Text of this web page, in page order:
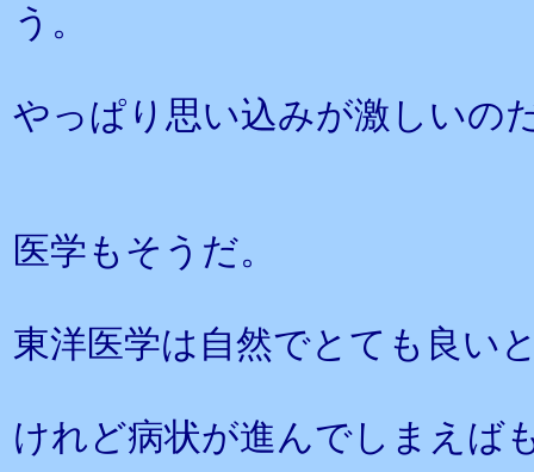
う。
やっぱり思い込みが激しいの
医学もそうだ。
東洋医学は自然でとても良い
けれど病状が進んでしまえば